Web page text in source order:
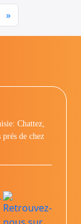
»Next
Chattez,
de chez